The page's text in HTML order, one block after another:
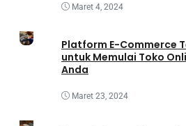
Maret 4, 2024
Platform E-Commerce
untuk Memulai Toko
Anda
Maret 23, 2024